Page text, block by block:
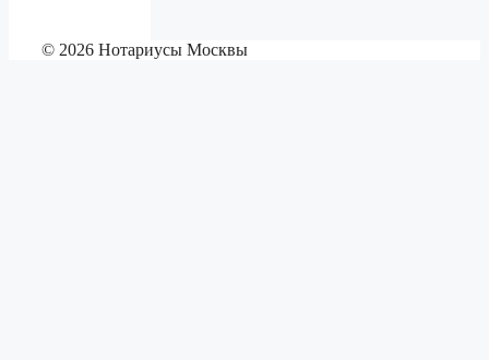
© 2026 Нотариусы Москвы